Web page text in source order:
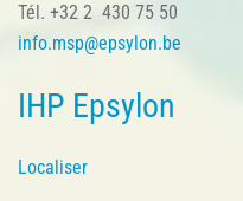
Tél. +32 2 430 75 50
info.msp@epsylon.be
IHP Epsylon
Localiser